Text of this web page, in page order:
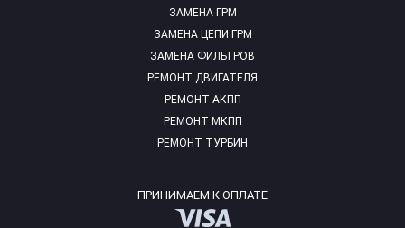
ЗАМЕНА ГРМ
ЗАМЕНА ЦЕПИ ГРМ
ЗАМЕНА ФИЛЬТРОВ
РЕМОНТ ДВИГАТЕЛЯ
РЕМОНТ АКПП
РЕМОНТ МКПП
РЕМОНТ ТУРБИН
ПРИНИМАЕМ К ОПЛАТЕ